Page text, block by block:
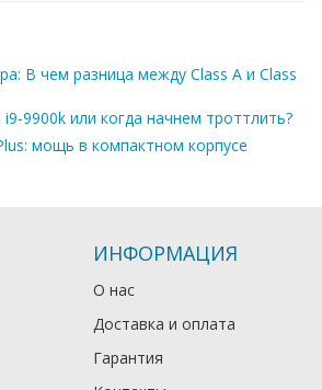
В чем разница между Class A и Class
9900k или когда начнем троттлить?
мощь в компактном корпусе
ИНФОРМАЦИЯ
О нас
Доставка и оплата
Гарантия